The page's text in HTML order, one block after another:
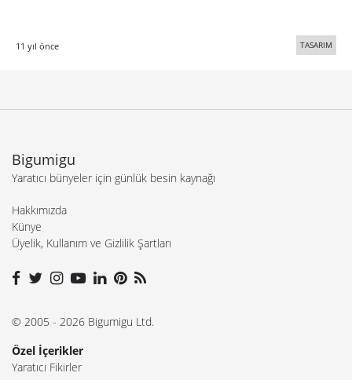
11 yıl önce TASARIM
Bigumigu
Yaratıcı bünyeler için günlük besin kaynağı
Hakkımızda
Künye
Üyelik, Kullanım ve Gizlilik Şartları
© 2005 - 2026 Bigumigu Ltd.
Özel İçerikler
Yaratıcı Fikirler